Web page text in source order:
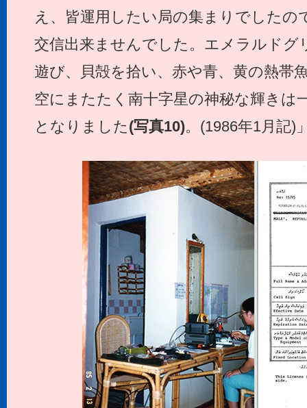
え、皆運用したい局の集まりでしたの
交信出来ませんでした。エメラルドグ
遊び、貝殻を拾い、赤や青、黄の熱帯
空にまたたく南十字星の神秘な輝きは
となりました (写真10)。(1986年1月記)